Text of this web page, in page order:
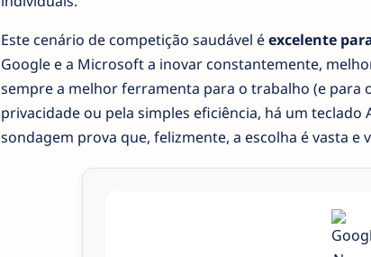
Este cenário de competição saudável éexcelente
Google e a Microsoft a inovar constantemente,
sempre a melhor ferramenta para o trabalho (e para
privacidade ou pela simples eficiência, há um
sondagem prova que, felizmente, a escolha é vasta e